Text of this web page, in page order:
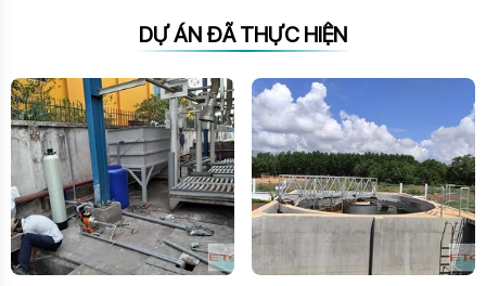
DỰ ÁN ĐÃ THỰC HIỆN